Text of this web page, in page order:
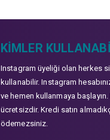
KIMLER
Instagram üyeliği olan herkes
kullanabilir. Instagram
ve hemen kullanmaya başlayın.
ücretsizdir. Kredi satın
ödemezsiniz.